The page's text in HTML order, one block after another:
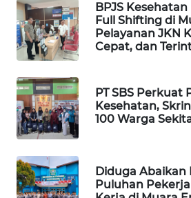
BPJS
Full Shifting di
Pelayanan JKN
Cepat, dan
PT SBS Perkuat
Kesehatan,
100 Warga
Diduga Abaikan
Puluhan Pekerja
WALINKI
ID
ID
MARTABAT
NET
PLN
WATCH